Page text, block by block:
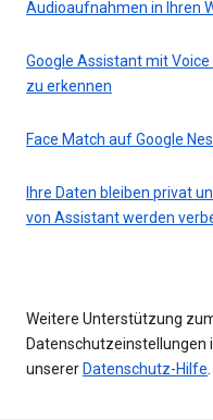
Audioaufnahmen in Ihren
Google Assistant mit
zu erkennen
Face Match auf Google
Ihre Daten bleiben privat
von Assistant werden
Weitere Unterstützung
Datenschutzeinstellungen
unserer Datenschutz-Hilfe.